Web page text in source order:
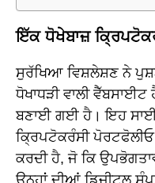
ਇੱਕ ਧੋਖੇਬਾਜ਼
ਸੁਰੱਖਿਆ ਵਿਸ਼ਲੇਸ਼ਣ ਨੇ
ਧੋਖਾਧੜੀ ਵਾਲੀ
ਬਣਾਈ ਗਈ ਹੈ। ਇਹ
ਕ੍ਰਿਪਟੋਕਰੰਸੀ
ਕਰਦੀ ਹੈ, ਜੋ ਕਿ